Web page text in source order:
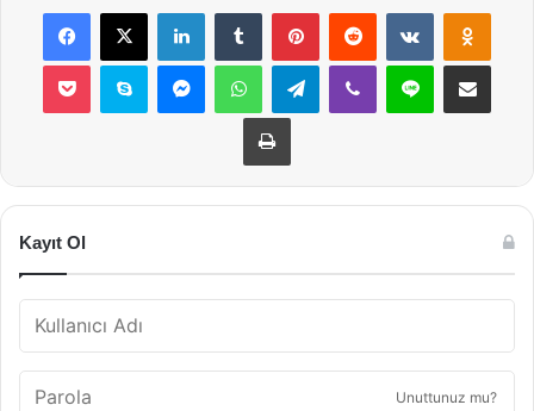
Facebook
X LinkedInTumblr PinterestReddit VKontakte
Pocket Skype MessengerWhatsAppTelegramViber Line E-Posta ile
Yazdır
Kayıt Ol
Unuttunuz mu?